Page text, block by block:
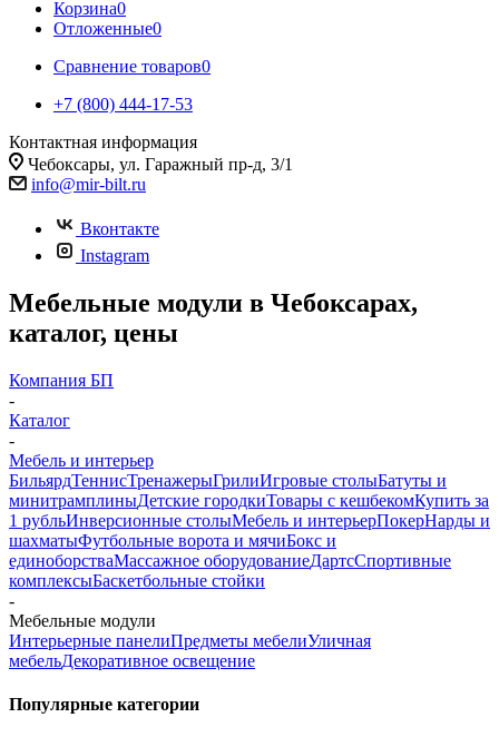
Корзина0
Отложенные0
Сравнение товаров0
+7 (800) 444-17-53
Контактная информация
Чебоксары, ул. Гаражный пр-д, 3/1
info@mir-bilt.ru
Вконтакте
Instagram
Мебельные модули в Чебоксарах,
каталог, цены
Компания БП
-
Каталог
-
Мебель и интерьер
БильярдТеннисТренажерыГрилиИгровые столыБатуты и
минитрамплиныДетские городкиТовары с кешбекомКупить за
1 рубльИнверсионные столыМебель и интерьерПокерНарды и
шахматыФутбольные ворота и мячиБокс и
единоборстваМассажное оборудованиеДартсСпортивные
комплексыБаскетбольные стойки
-
Мебельные модули
Интерьерные панелиПредметы мебелиУличная
мебельДекоративное освещение
Популярные категории